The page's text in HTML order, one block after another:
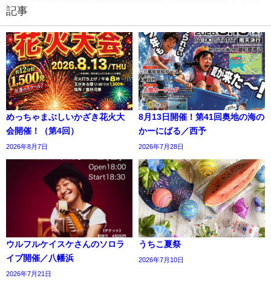
記事
めっちゃまぶしいかざき花火大
会開催！（第4回）
2026年8月7日
8月13日開催！第41回奥地の海の
かーにばる／西予
2026年7月28日
ウルフルケイスケさんのソロラ
イブ開催／八幡浜
2026年7月21日
うちこ夏祭
2026年7月10日